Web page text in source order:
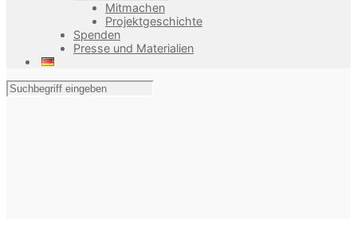
Mitmachen
Projektgeschichte
Spenden
Presse und Materialien